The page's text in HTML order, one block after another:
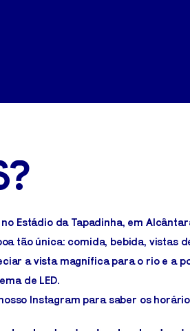
Estádio da Tapadinha, em
tão única: comida, bebida, vistas
a vista magnífica para o rio e a
de LED.
Instagram para saber os